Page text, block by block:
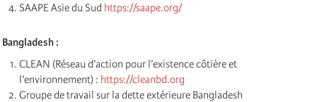
SAAPE Asie du Sud https://saape.org/
Bangladesh :
CLEAN (Réseau d’action pour l’existence côtière et
l’environnement) : https://cleanbd.org
Groupe de travail sur la dette extérieure Bangladesh